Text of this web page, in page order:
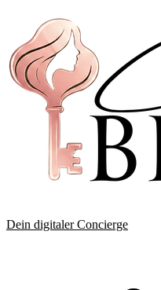
Dein digitaler Concierge